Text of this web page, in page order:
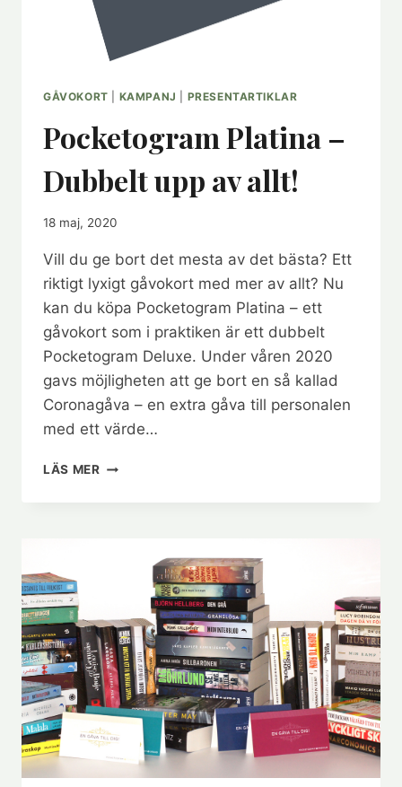
GÅVOKORT KAMPANJ PRESENTARTIKLAR
Pocketogram Platina –
Dubbelt upp av allt!
18 maj, 2020
Vill du ge bort det mesta av det bästa? Ett
riktigt lyxigt gåvokort med mer av allt? Nu
kan du köpa Pocketogram Platina – ett
gåvokort som i praktiken är ett dubbelt
Pocketogram Deluxe. Under våren 2020
gavs möjligheten att ge bort en så kallad
Coronagåva – en extra gåva till personalen
med ett värde…
LÄS MERPOCKETOGRAM